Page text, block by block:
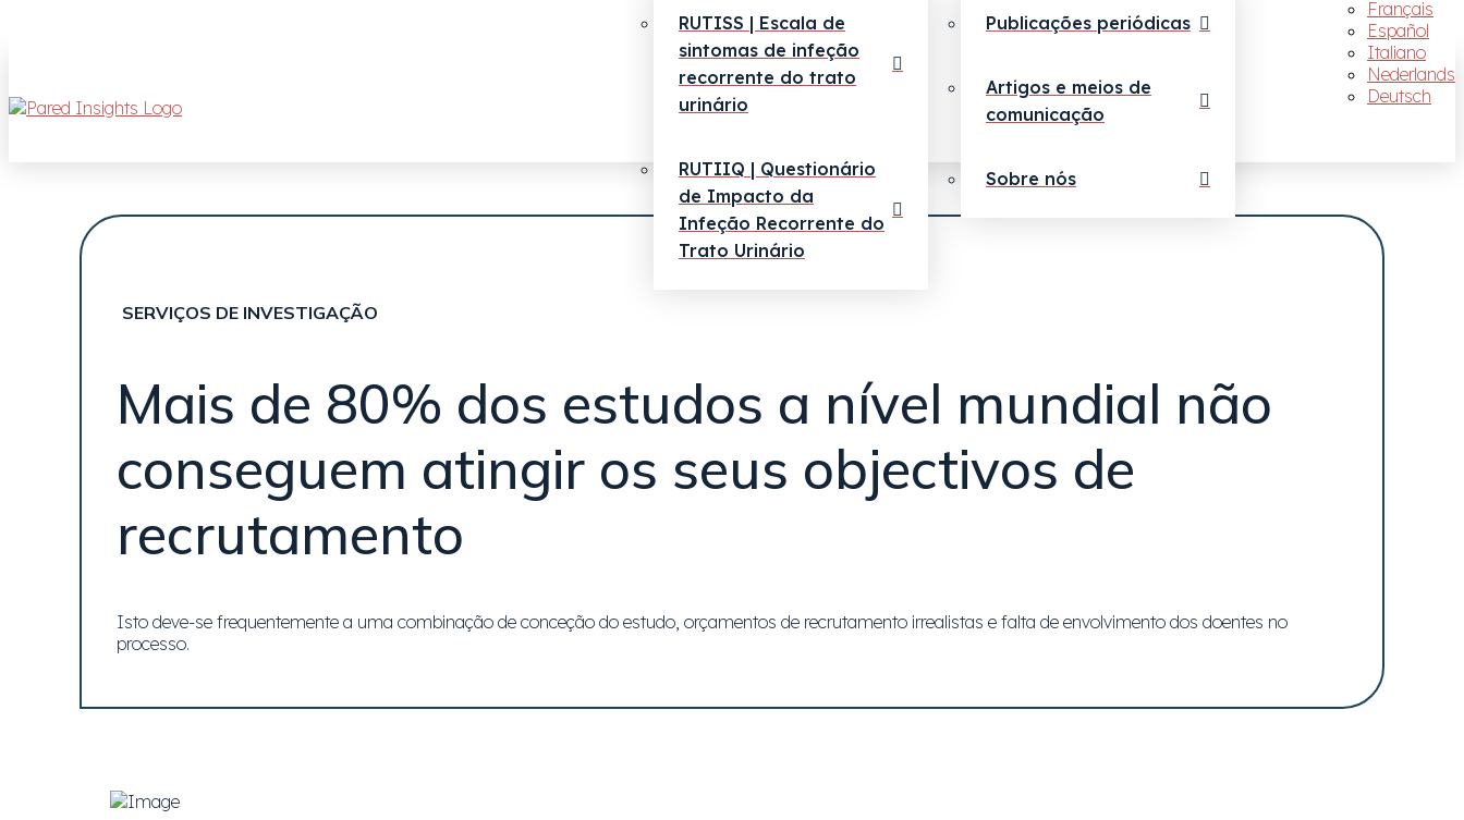
Français
Español
Italiano
Nederlands
Deutsch
RUTISS | Escala de
sintomas de infeção
recorrente do trato
urinário
RUTIIQ | Questionário
de Impacto da
Infeção Recorrente do
Trato Urinário
Publicações periódicas
Artigos e meios de
comunicação
Sobre nós
SERVIÇOS DE INVESTIGAÇÃO
Mais de 80% dos estudos a nível mundial não
conseguem atingir os seus objectivos de
recrutamento
Isto deve-se frequentemente a uma combinação de conceção do estudo, orçamentos de recrutamento irrealistas e falta de envolvimento dos doentes no
processo.